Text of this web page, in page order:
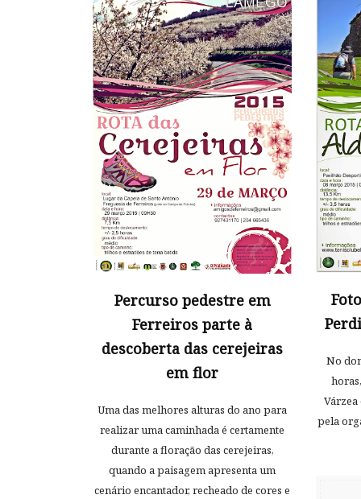
Percurso pedestre em
Ferreiros parte à
descoberta das cerejeiras
em flor
Uma das melhores alturas do ano para
realizar uma caminhada é certamente
durante a floração das cerejeiras,
quando a paisagem apresenta um
cenário encantador, recheado de cores e
No
pela